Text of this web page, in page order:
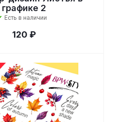
графике 2
Есть в наличии
120 ₽